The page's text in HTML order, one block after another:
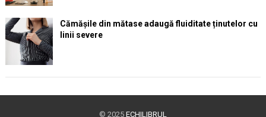
Cămășile din mătase adaugă fluiditate ținutelor cu
linii severe
© 2025 ECHILIBRUL